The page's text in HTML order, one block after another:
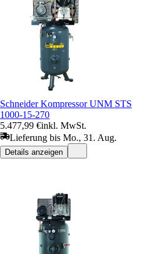
Schneider Kompressor UNM STS
1000-15-270
5.477,99 €inkl. MwSt.
Lieferung bis Mo., 31. Aug.
Details anzeigen